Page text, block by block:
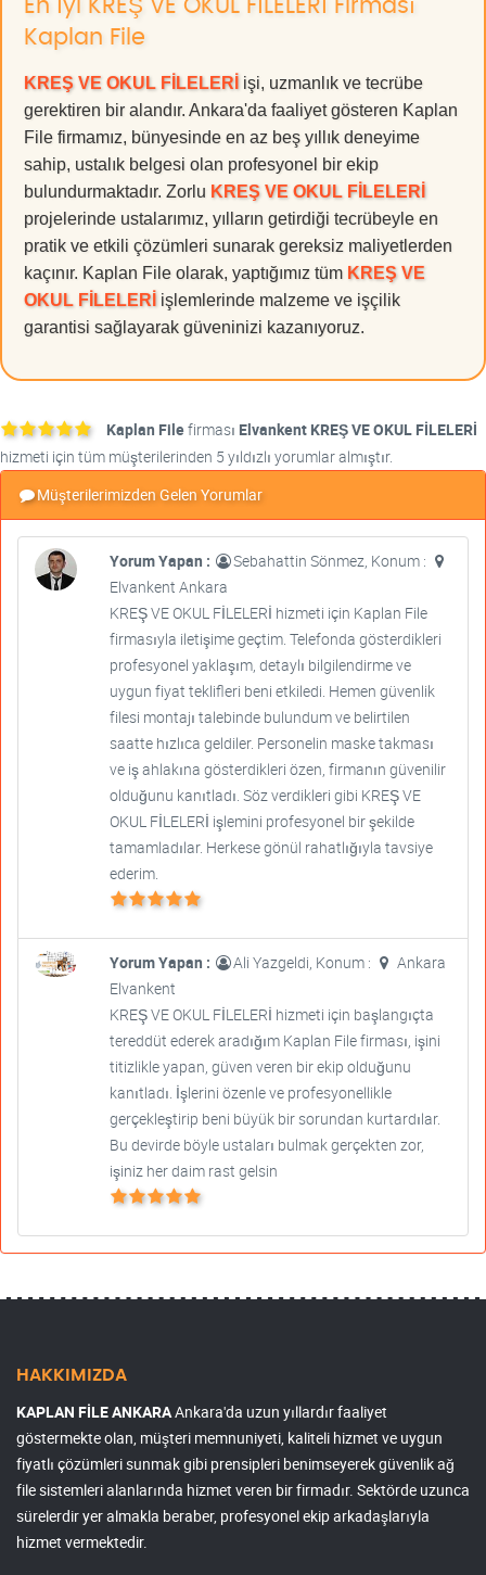
En İyi KREŞ VE OKUL FİLELERİ Firması
Kaplan File
KREŞ VE OKUL FİLELERİ işi, uzmanlık ve tecrübe
gerektiren bir alandır. Ankara'da faaliyet gösteren Kaplan
File firmamız, bünyesinde en az beş yıllık deneyime
sahip, ustalık belgesi olan profesyonel bir ekip
bulundurmaktadır. Zorlu KREŞ VE OKUL FİLELERİ
projelerinde ustalarımız, yılların getirdiği tecrübeyle en
pratik ve etkili çözümleri sunarak gereksiz maliyetlerden
kaçınır. Kaplan File olarak, yaptığımız tüm KREŞ VE
OKUL FİLELERİ işlemlerinde malzeme ve işçilik
garantisi sağlayarak güveninizi kazanıyoruz.
Kaplan Filefirması Elvankent KREŞ VE OKUL FİLELERİ
hizmeti için tüm müşterilerinden 5 yıldızlı yorumlar almıştır.
Müşterilerimizden Gelen Yorumlar
Yorum Yapan :
Sebahattin Sönmez, Konum :
Elvankent Ankara
KREŞ VE OKUL FİLELERİ hizmeti için Kaplan File
firmasıyla iletişime geçtim. Telefonda gösterdikleri
profesyonel yaklaşım, detaylı bilgilendirme ve
uygun fiyat teklifleri beni etkiledi. Hemen güvenlik
filesi montajı talebinde bulundum ve belirtilen
saatte hızlıca geldiler. Personelin maske takması
ve iş ahlakına gösterdikleri özen, firmanın güvenilir
olduğunu kanıtladı. Söz verdikleri gibi KREŞ VE
OKUL FİLELERİ işlemini profesyonel bir şekilde
tamamladılar. Herkese gönül rahatlığıyla tavsiye
ederim.
Yorum Yapan : Ali Yazgeldi, Konum :
Ankara
Elvankent
KREŞ VE OKUL FİLELERİ hizmeti için başlangıçta
tereddüt ederek aradığım Kaplan File firması, işini
titizlikle yapan, güven veren bir ekip olduğunu
kanıtladı. İşlerini özenle ve profesyonellikle
gerçekleştirip beni büyük bir sorundan kurtardılar.
Bu devirde böyle ustaları bulmak gerçekten zor,
işiniz her daim rast gelsin
HAKKIMIZDA
KAPLAN FİLE ANKARAAnkara'da uzun yıllardır faaliyet
göstermekte olan, müşteri memnuniyeti, kaliteli hizmet ve uygun
fiyatlı çözümleri sunmak gibi prensipleri benimseyerek güvenlik ağ
file sistemleri alanlarında hizmet veren bir firmadır. Sektörde uzunca
sürelerdir yer almakla beraber, profesyonel ekip arkadaşlarıyla
hizmet vermektedir.